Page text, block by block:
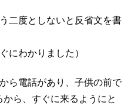
二度としないと反省文を書
にわかりました）
ら電話があり、子供の前で
ら、すぐに来るようにと